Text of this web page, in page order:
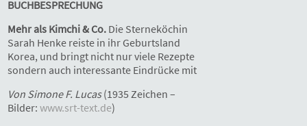
BUCHBESPRECHUNG
Mehr als Kimchi & Co. Die Sterneköchin
Sarah Henke reiste in ihr Geburtsland
Korea, und bringt nicht nur viele Rezepte
sondern auch interessante Eindrücke mit
Von Simone F. Lucas(1935 Zeichen –
Bilder: www.srt-text.de)